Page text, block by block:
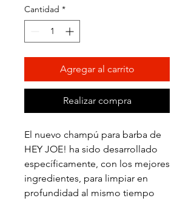
Cantidad *
Agregar al carrito
Realizar compra
El nuevo champú para barba de
HEY JOE! ha sido desarrollado
específicamente, con los mejores
ingredientes, para limpiar en
profundidad al mismo tiempo